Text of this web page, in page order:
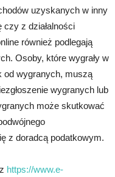
uzyskanych w inny
z działalności
również podlegają
Osoby, które wygrały w
od wygranych, muszą
wygranych lub
może skutkować
z doradcą podatkowym.
https://www.e-